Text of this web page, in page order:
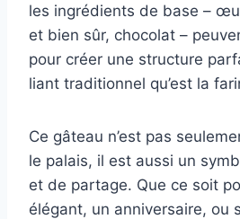
les ingrédients de base –
et bien sûr, chocolat –
pour créer une structure
liant traditionnel qu’est la
Ce gâteau n’est pas
le palais, il est aussi un
et de partage. Que ce soit
élégant, un anniversaire, ou